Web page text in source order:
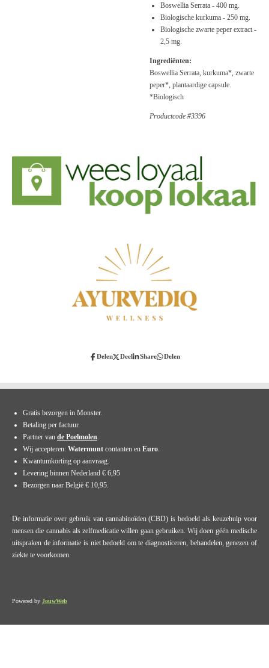
Boswellia Serrata - 400 mg.
Biologische kurkuma - 250 mg.
Biologische zwarte peper extract -
2,5 mg.
Ingrediënten:
Boswellia Serrata, kurkuma*, zwarte
peper*, plantaardige capsule.
*Biologisch
Productcode #3396
Delen Deel Share Delen
Gratis bezorgen in Monster.
Betaling per factuur.
Partner van de Poelmolen.
Wij accepteren: Watermunt contanten en Euro.
Kwantumkorting op aanvraag.
Levering binnen Nederland € 6,95
Bezorgen naar België € 10,95.
De informatie over gebruik van cannabinoïden (CBD) is bedoeld als keuzehulp voor
mensen die cannabis als zelfmedicatie willen gaan gebruiken. Wij doen géén medische
uitspraken de informatie is niet bedoeld om te diagnosticeren, behandelen, genezen of
ziekte te voorkomen.
Powered by JouwWeb